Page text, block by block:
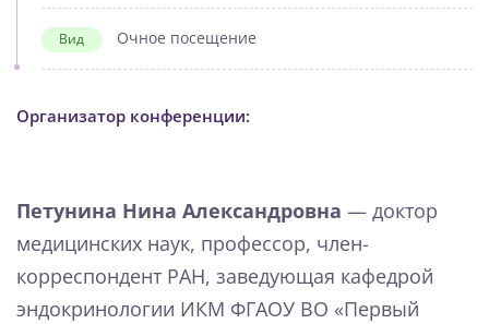
Вид Очное посещение
Организатор конференции:
Петунина Нина Александровна — доктор
медицинских наук, профессор, член-
корреспондент РАН, заведующая кафедрой
эндокринологии ИКМ ФГАОУ ВО «Первый